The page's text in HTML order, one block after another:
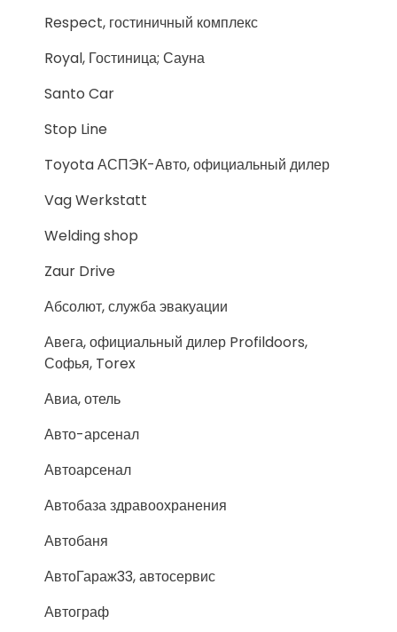
Respect, гостиничный комплекс
Royal, Гостиница; Сауна
Santo Car
Stop Line
Toyota АСПЭК-Авто, официальный дилер
Vag Werkstatt
Welding shop
Zaur Drive
Абсолют, служба эвакуации
Авега, официальный дилер Profildoors,
Софья, Torex
Авиа, отель
Авто-арсенал
Автоарсенал
Автобаза здравоохранения
Автобаня
АвтоГараж33, автосервис
Автограф